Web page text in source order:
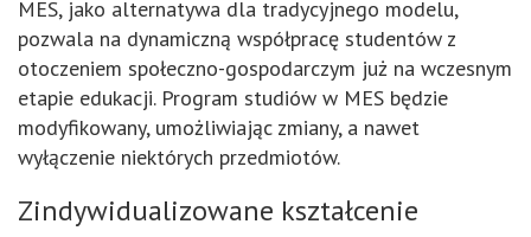
MES, jako alternatywa dla tradycyjnego modelu,
pozwala na dynamiczną współpracę studentów z
otoczeniem społeczno-gospodarczym już na wczesnym
etapie edukacji. Program studiów w MES będzie
modyfikowany, umożliwiając zmiany, a nawet
wyłączenie niektórych przedmiotów.
Zindywidualizowane kształcenie